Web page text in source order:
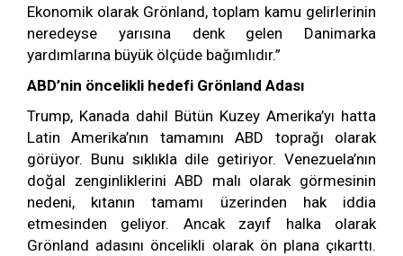
Ekonomik olarak Grönland, toplam kamu gelirlerinin
neredeyse yarısına denk gelen Danimarka
yardımlarına büyük ölçüde bağımlıdır.”
ABD’nin öncelikli hedefi Grönland Adası
Trump, Kanada dahil Bütün Kuzey Amerika’yı hatta
Latin Amerika’nın tamamını ABD toprağı olarak
görüyor. Bunu sıklıkla dile getiriyor. Venezuela’nın
doğal zenginliklerini ABD malı olarak görmesinin
nedeni, kıtanın tamamı üzerinden hak iddia
etmesinden geliyor. Ancak zayıf halka olarak
Grönland adasını öncelikli olarak ön plana çıkarttı.